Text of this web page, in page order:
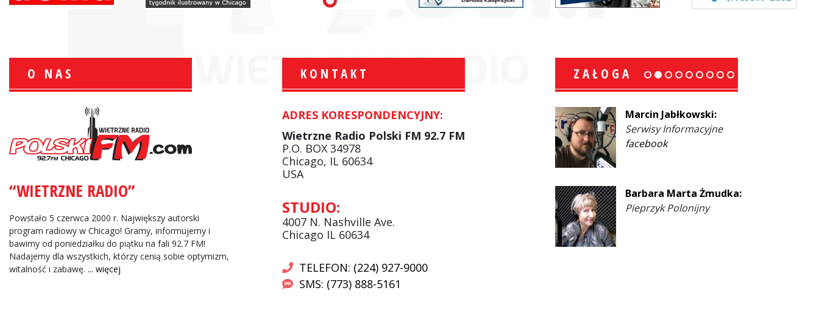
O NAS
“WIETRZNE RADIO”
Powstało 5 czerwca 2000 r. Największy autorski
program radiowy w Chicago! Gramy, informujemy i
bawimy od poniedziałku do piątku na fali 92.7 FM!
Nadajemy dla wszystkich, którzy cenią sobie optymizm,
witalność i zabawę. ... więcej
KONTAKT
ADRES KORESPONDENCYJNY:
Wietrzne Radio Polski FM 92.7 FM
P.O. BOX 34978
Chicago, IL 60634
USA
STUDIO:
4007 N. Nashville Ave.
Chicago IL 60634
TELEFON: (224) 927-9000
SMS: (773) 888-5161
ZAŁOGA
Sport Polonijny
Zbigniew Wojewnik:
Krzysztof Wawer:
Komentator
facebook
Marcin Jabłkowski:
Serwisy Informacyjne
facebook
Barbara Marta Żmudka:
Pieprzyk Polonijny